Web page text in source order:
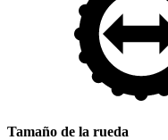
Tamaño de la rueda